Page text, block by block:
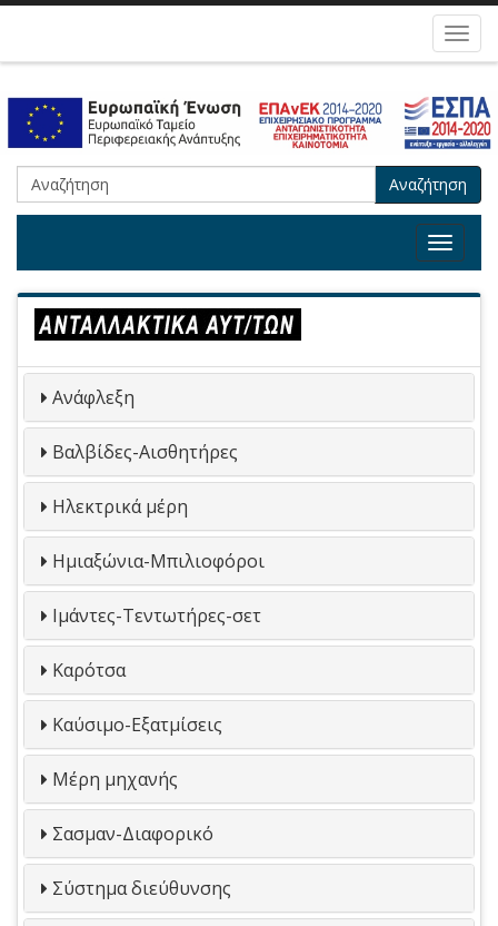
Αναζήτηση
Toggle
Ανάφλεξη
Βαλβίδες-Αισθητήρες
Ηλεκτρικά μέρη
Ημιαξώνια-Μπιλιοφόροι
Ιμάντες-Τεντωτήρες-σετ
Καρότσα
Καύσιμο-Εξατμίσεις
Μέρη μηχανής
Σασμαν-Διαφορικό
Σύστημα διεύθυνσης